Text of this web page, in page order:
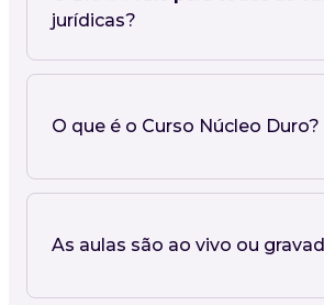
jurídicas?
O que é o Curso Núcleo Duro?
As aulas são ao vivo ou